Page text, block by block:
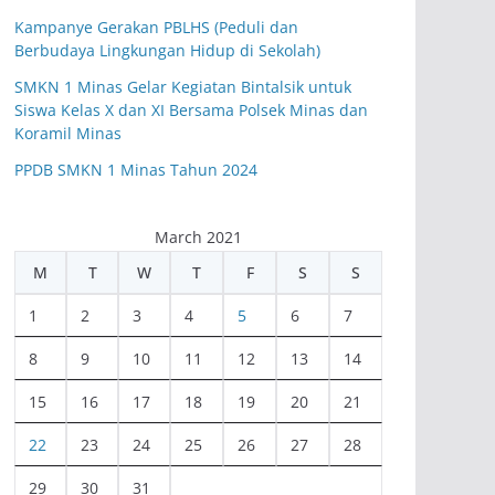
Kampanye Gerakan PBLHS (Peduli dan
Berbudaya Lingkungan Hidup di Sekolah)
SMKN 1 Minas Gelar Kegiatan Bintalsik untuk
Siswa Kelas X dan XI Bersama Polsek Minas dan
Koramil Minas
PPDB SMKN 1 Minas Tahun 2024
March 2021
M
T W T F S S
1 2 3 4 5 6 7
8 9 10 11 12 13 14
15 16 17 18 19 20 21
22 23 24 25 26 27 28
29 30 31